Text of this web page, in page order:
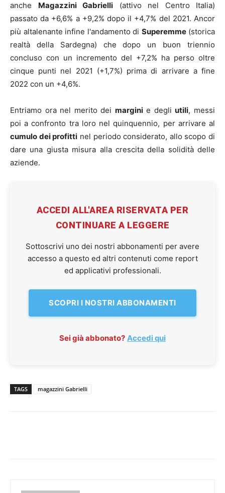
anche Magazzini Gabrielli (attivo nel Centro Italia)
passato da +6,6% a +9,2% dopo il +4,7% del 2021. Ancor
più altalenante infine l'andamento di Superemme(storica
realtà della Sardegna) che dopo un buon triennio
concluso con un incremento del +7,2% ha perso oltre
cinque punti nel 2021 (+1,7%) prima di arrivare a fine
2022 con un +4,6%.
Entriamo ora nel merito dei marginie degliutili, messi
poi a confronto tra loro nel quinquennio, per arrivare al
cumulo dei profitti nel periodo considerato, allo scopo di
dare una giusta misura alla crescita della solidità delle
aziende.
ACCEDI ALL'AREA RISERVATA PER
CONTINUARE A LEGGERE
Sottoscrivi uno dei nostri abbonamenti per avere
accesso a questo ed altri contenuti come report
ed applicativi professionali.
SCOPRI I NOSTRI ABBONAMENTI
Sei già abbonato? Accedi qui
TAGS magazzini Gabrielli